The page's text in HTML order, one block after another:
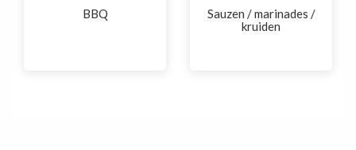
BBQ
Sauzen / marinades /
kruiden